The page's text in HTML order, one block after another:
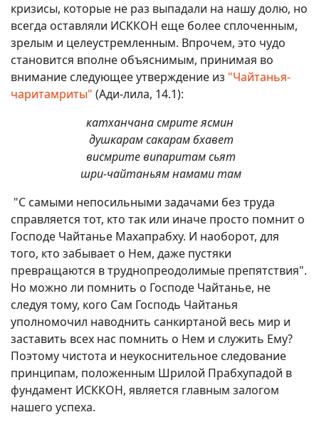
кризисы, которые не раз выпадали на нашу долю, но
всегда оставляли ИСККОН еще более сплоченным,
зрелым и целеустремленным. Впрочем, это чудо
становится вполне объяснимым, принимая во
внимание следующее утверждение из "Чайтанья-
чаритамриты" (Ади-лила, 14.1):
катханчана смрите ясмин
душкарам сакарам бхавет
висмрите випаритам сьят
шри-чайтаньям намами там
"С самыми непосильными задачами без труда
справляется тот, кто так или иначе просто помнит о
Господе Чайтанье Махапрабху. И наоборот, для
того, кто забывает о Нем, даже пустяки
превращаются в труднопреодолимые препятствия".
Но можно ли помнить о Господе Чайтанье, не
следуя тому, кого Сам Господь Чайтанья
уполномочил наводнить санкиртаной весь мир и
заставить всех нас помнить о Нем и служить Ему?
Поэтому чистота и неукоснительное следование
принципам, положенным Шрилой Прабхупадой в
фундамент ИСККОН, является главным залогом
нашего успеха.